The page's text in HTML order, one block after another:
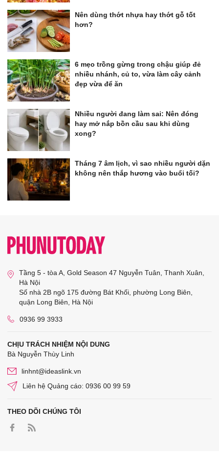
Nên dùng thớt nhựa hay thớt gỗ tốt
hơn?
6 mẹo trồng gừng trong chậu giúp đẻ
nhiều nhánh, củ to, vừa làm cây cảnh
đẹp vừa để ăn
Nhiều người đang làm sai: Nên đóng
hay mở nắp bồn cầu sau khi dùng
xong?
Tháng 7 âm lịch, vì sao nhiều người dặn
không nên thắp hương vào buổi tối?
Tầng 5 - tòa A, Gold Season 47 Nguyễn Tuân, Thanh Xuân,
Hà Nội
Số nhà 2B ngõ 175 đường Bát Khối, phường Long Biên,
quận Long Biên, Hà Nội
0936 99 3933
CHỊU TRÁCH NHIỆM NỘI DUNG
Bà Nguyễn Thùy Linh
linhnt@ideaslink.vn
Liên hệ Quảng cáo: 0936 00 99 59
THEO DÕI CHÚNG TÔI